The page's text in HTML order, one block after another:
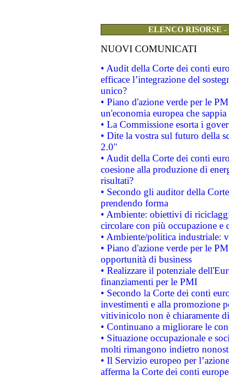
ELENCO RISORSE
NUOVI COMUNICATI
• Audit della Corte dei conti
efficace l’integrazione del
unico?
• Piano d'azione verde per le
un'economia europea che
• La Commissione esorta i
• Dite la vostra sul futuro della
2.0"
• Audit della Corte dei conti
coesione alla produzione di
risultati?
• Secondo gli auditor della
prendendo forma
• Ambiente: obiettivi di
circolare con più occupazione e
• Ambiente/politica industriale:
• Piano d'azione verde per le
opportunità di business
• Realizzare il potenziale
finanziamenti per le PMI
• Secondo la Corte dei conti
investimenti e alla promozione
vitivinicolo non è chiaramente
• Continuano a migliorare le
• Situazione occupazionale e
molti rimangono indietro
• Il Servizio europeo per
afferma la Corte dei conti